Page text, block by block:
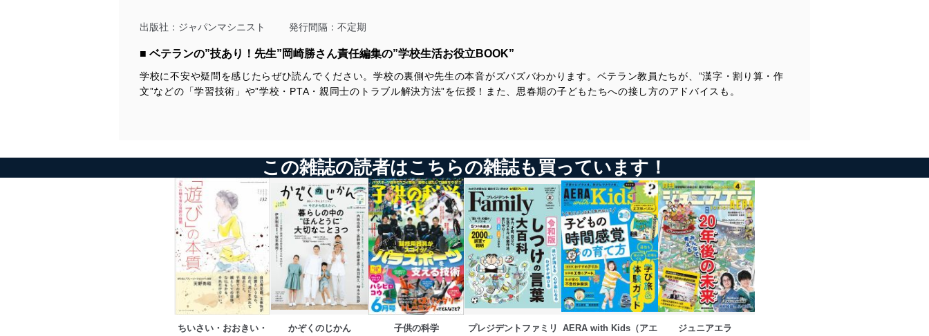
出版社： ジャパンマシニスト 発行間隔：不定期
■ ベテランの”技あり！先生”岡崎勝さん責任編集の”学校生活お役立BOOK”
学校に不安や疑問を感じたらぜひ読んでください。学校の裏側や先生の本音がズバズバわかります。ベテラン教員たちが、”漢字・割り算・作
文”などの「学習技術」や”学校・PTA・親同士のトラブル解決方法”を伝授！また、思春期の子どもたちへの接し方のアドバイスも。
この雑誌の読者はこちらの雑誌も買っています！
ちいさい・おおきい・
かぞくのじかん 子供の科学
プレジデントファミリ
AERA with Kids（アエ
ジュニアエラ